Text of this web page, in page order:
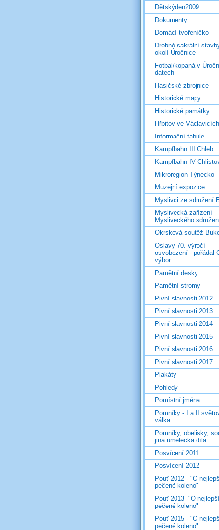
Dětskýden2009
Dokumenty
Domácí tvořeníčko
Drobné sakrální
okolí Úročnice
Fotbal/kopaná v
datech
Hasičské zbrojnice
Historické mapy
Historické památky
Hřbitov ve Václavicích
Informační tabule
Kampfbahn III Chleb
Kampfbahn IV
Mikroregion Týnecko
Muzejní expozice
Myslivci ze sdružení
Myslivecká zařízení
Mysliveckého
Okrsková soutěž
Oslavy 70. výročí
osvobození - pořádal
výbor
Pamětní desky
Pamětní stromy
Pivní slavnosti 2012
Pivní slavnosti 2013
Pivní slavnosti 2014
Pivní slavnosti 2015
Pivní slavnosti 2016
Pivní slavnosti 2017
Plakáty
Pohledy
Pomístní jména
Pomníky - I a II
válka
Pomníky, obelisky,
jiná umělecká díla
Posvícení 2011
Posvícení 2012
Pouť 2012 - "O
pečené koleno"
Pouť 2013 -"O nejlepší
pečené koleno"
Pouť 2015 - "O
pečené koleno"